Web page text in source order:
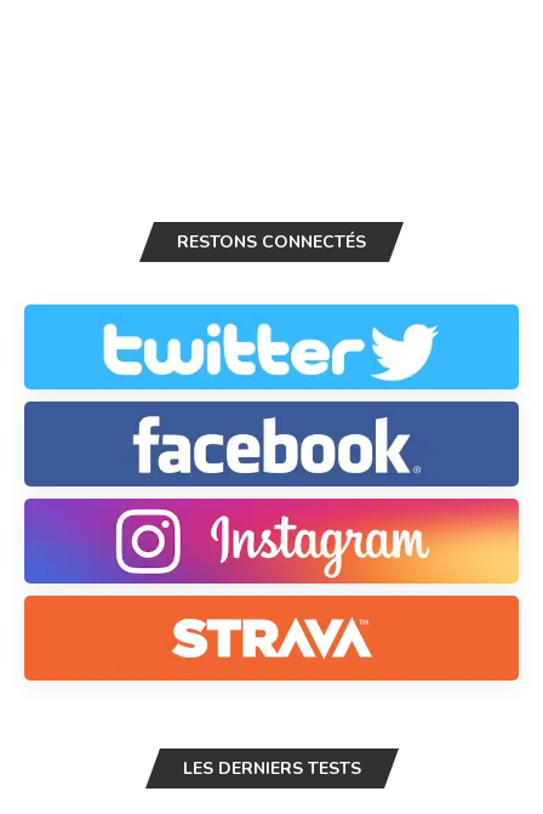
RESTONS CONNECTÉS
LES DERNIERS TESTS